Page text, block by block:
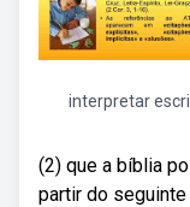
interpretar
(2) que a bíblia
partir do